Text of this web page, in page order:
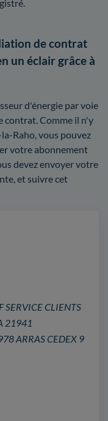
de contrat
un éclair grâce à
d'énergie par voie
contrat. Comme il n'y
Raho, vous pouvez
votre abonnement
devez envoyer votre
et suivre cet
SERVICE CLIENTS
21941
ARRAS CEDEX 9